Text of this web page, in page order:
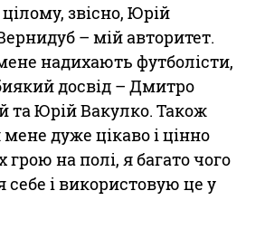
звісно, Юрій
– мій авторитет.
надихають футболісти,
досвід – Дмитро
та Юрій Вакулко. Також
дуже цікаво і цінно
грою на полі, я багато чого
себе і використовую це у